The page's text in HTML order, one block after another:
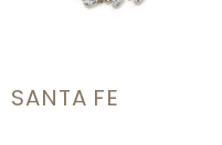
SANTA FE